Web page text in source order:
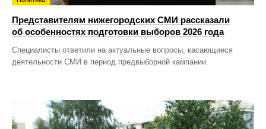
Представителям нижегородских СМИ рассказали
об особенностях подготовки выборов 2026 года
Специалисты ответили на актуальные вопросы, касающиеся
деятельности СМИ в период предвыборной кампании.